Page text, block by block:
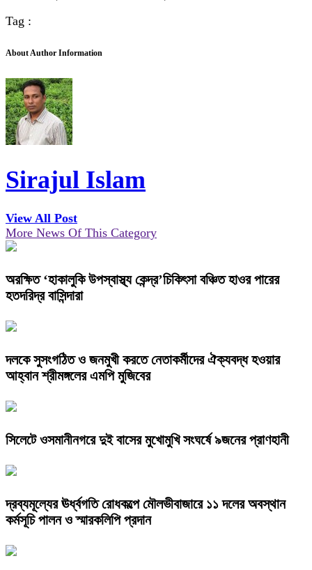
Tag :
About Author Information
Sirajul Islam
View All Post
More News Of This Category
অরক্ষিত ‘হাকালুকি উপস্বাস্থ্য কেন্দ্র’চিকিৎসা বঞ্চিত হাওর পারের
হতদরিদ্র বাসিন্দারা
দলকে সুসংগঠিত ও জনমুখী করতে নেতাকর্মীদের ঐক্যবদ্ধ হওয়ার
আহ্বান শ্রীমঙ্গলের এমপি মুজিবের
সিলেটে ওসমানীনগরে দুই বাসের মুখোমুখি সংঘর্ষে ৯জনের প্রাণহানী
দ্রব্যমূল্যের ঊর্ধ্বগতি রোধকল্পে মৌলভীবাজারে ১১ দলের অবস্থান
কর্মসূচি পালন ও স্মারকলিপি প্রদান